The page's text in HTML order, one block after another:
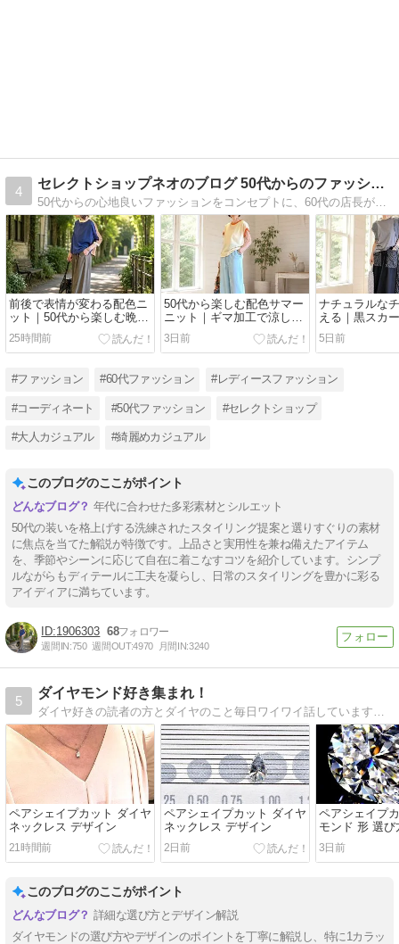
4
セレクトショップネオのブログ 50代からのファッション
50代からの心地良いファッションをコンセプトに、60代の店長が商品をあれこれわかりやすくコーディネート。ネオ独自のリメイクや自身のコーデ、日々の思いなどを綴っています。
前後で表情が変わる配色ニ
ット｜50代から楽しむ晩夏
の大人カジュアルコーデ
25時間前
50代から楽しむ配色サマー
ニット｜ギマ加工で涼しく
着映える大人の夏コーデ
3日前
ナチュラルな
える｜黒スカ
50代からの晩
しコーデ
5日前
#ファッション #60代ファッション #レディースファッション
#コーディネート #50代ファッション #セレクトショップ
#大人カジュアル #綺麗めカジュアル
このブログのここがポイント
年代に合わせた多彩素材とシルエット
50代の装いを格上げする洗練されたスタイリング提案と選りすぐりの素材
に焦点を当てた解説が特徴です。上品さと実用性を兼ね備えたアイテム
を、季節やシーンに応じて自在に着こなすコツを紹介しています。シンプ
ルながらもディテールに工夫を凝らし、日常のスタイリングを豊かに彩る
アイディアに満ちています。
1906303 68
週間IN:750 週間OUT:4970 月間IN:3240
5
ダイヤモンド好き集まれ！
ペアシェイプカット ダイヤ
ネックレス デザイン
21時間前
ペアシェイプカット ダイヤ
ネックレス デザイン
2日前
ペアシェイプ
モンド 形 選び
3日前
このブログのここがポイント
詳細な選び方とデザイン解説
ダイヤモンドの選び方やデザインのポイントを丁寧に解説し、特に1カラッ